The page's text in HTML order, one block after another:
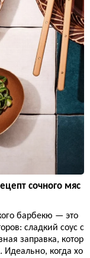
сочного мяс
барбекю — это
сладкий соус с
заправка, котор
Идеально, когда хо